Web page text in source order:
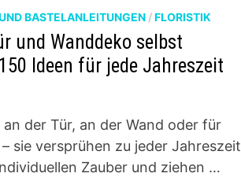
BASTELANLEITUNGEN/FLORISTIK
und Wanddeko selbst
Ideen für jede Jahreszeit
an der Tür, an der Wand oder für
sie versprühen zu jeder Jahreszeit
Zauber und ziehen …